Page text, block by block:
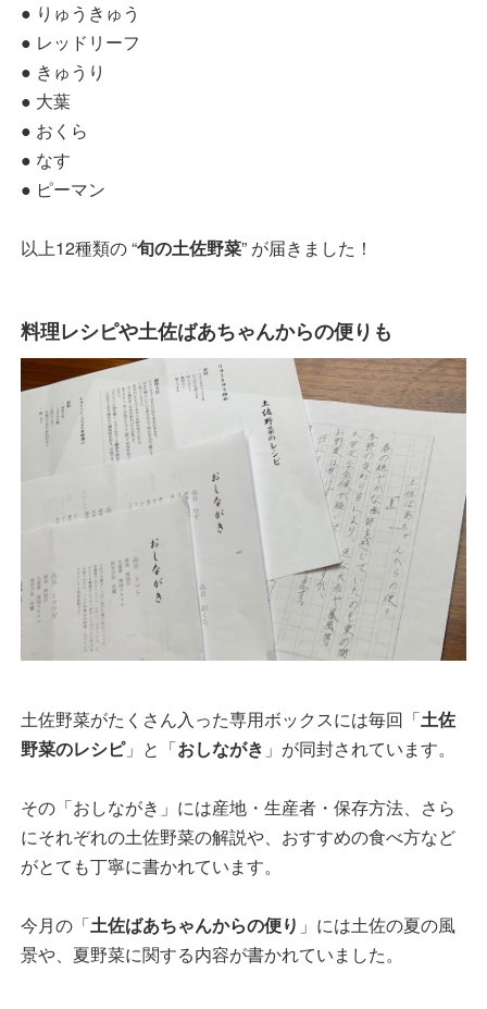
● りゅうきゅう
● レッドリーフ
● きゅうり
● 大葉
● おくら
● なす
● ピーマン
以上12種類の “旬の土佐野菜” が届きました！
料理レシピや土佐ばあちゃんからの便りも
土佐野菜がたくさん入った専用ボックスには毎回「土佐
野菜のレシピ」と「おしながき 」が同封されています。
その「おしながき」には産地・生産者・保存方法、さら
にそれぞれの土佐野菜の解説や、おすすめの食べ方など
がとても丁寧に書かれています。
今月の「土佐ばあちゃんからの便り 」には土佐の夏の風
景や、夏野菜に関する内容が書かれていました。